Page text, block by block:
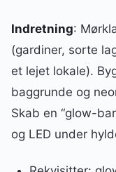
Indretning:
(gardiner, sorte
et lejet lokale).
baggrunde og
Skab en “glow-
og LED under